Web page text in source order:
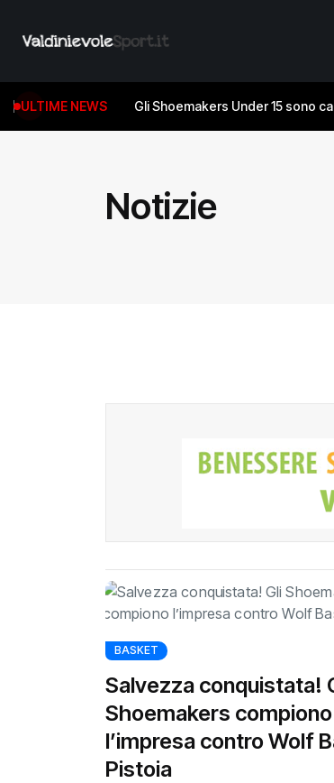
ULTIME NEWS Gli Shoemakers Under 15 sono
Notizie
BASKET
Salvezza conquistata!
Shoemakers compiono
l’impresa contro Wolf
Pistoia